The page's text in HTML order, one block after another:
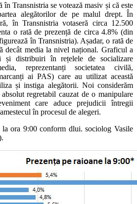
în Transnistria se votează masiv și că este
alegătorilor de pe malul drept. În
în Transnistria votaseră circa 12.500
o rată de prezență de circa 4.8% (din
în Transnistria). Așadar, o rată de
decât media la nivel național. Graficul a
și distribuiri în rețelele de socializare
reprezentanți societatea civilă,
ai PAS) care au utilizat această
și instiga alegătorii. Noi considerăm
regretabil cauzat de o manipulare
care aduce prejudicii întregii
în procesul de alegeri.
la ora 9:00 conform dlui. sociolog Vasile